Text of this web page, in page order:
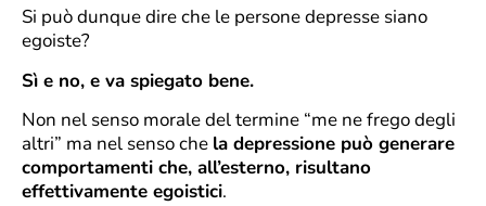
Si può dunque dire che le persone depresse siano
egoiste?
Sì e no, e va spiegato bene.
Non nel senso morale del termine “me ne frego degli
altri” ma nel senso che la depressione può generare
comportamenti che, all’esterno, risultano
effettivamente egoistici.